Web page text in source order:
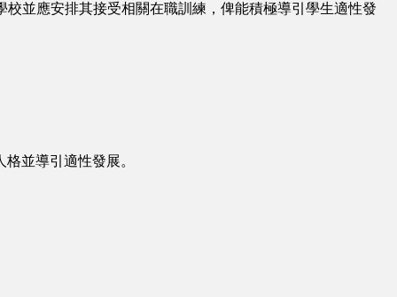
並應安排其接受相關在職訓練，俾能積極導引學生適性發
並導引適性發展。